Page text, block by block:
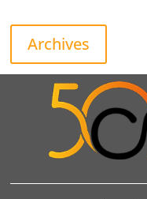
Archives